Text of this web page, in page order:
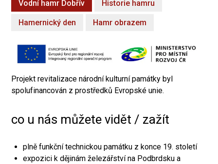
Vodní hamr Dobřív Historie hamru
Hamernický den Hamr obrazem
Projekt revitalizace národní kulturní památky byl
spolufinancován z prostředků Evropské unie.
co u nás můžete vidět / zažít
plně funkční technickou památku z konce 19. století
expozici k dějinám železářství na Podbrdsku a